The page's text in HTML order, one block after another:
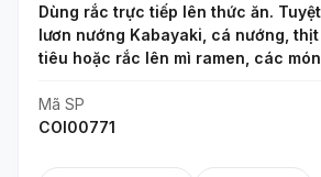
Dùng rắc trực tiếp lên thức ăn.
lươn nướng Kabayaki, cá nướng,
tiêu hoặc rắc lên mì ramen, các
Mã SP
COI00771